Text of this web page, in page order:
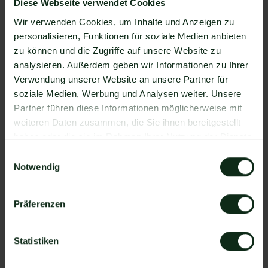
Diese Webseite verwendet Cookies
Wir verwenden Cookies, um Inhalte und Anzeigen zu
personalisieren, Funktionen für soziale Medien anbieten
zu können und die Zugriffe auf unsere Website zu
analysieren. Außerdem geben wir Informationen zu Ihrer
Verwendung unserer Website an unsere Partner für
soziale Medien, Werbung und Analysen weiter. Unsere
Partner führen diese Informationen möglicherweise mit
weiteren Daten zusammen, die Sie ihnen bereitgestellt
haben oder die sie im Rahmen Ihrer Nutzung der Dienste
Notwendig
Präferenzen
Statistiken
Verfügung, die Sie mit WhatsApp verbinden
können. Darunter ist natürlich auch Access
FastTrack360 !
Da der Einrichtungsprozess der Integration je nach
dem Anbieter der WhatsApp API Schnittstelle
differenziert, gibt es keine allgemein gültige
Anleitung. Wir zeigen Ihnen im Folgenden, wie die
Einrichtung der Integration von Access FastTrack360
und WhatsApp mit Mateo funktioniert.
So funktioniert die Integration von
Access FastTrack360 und WhatsApp
hinzufügen
oder Mateo) als Auslöser hinzufügen